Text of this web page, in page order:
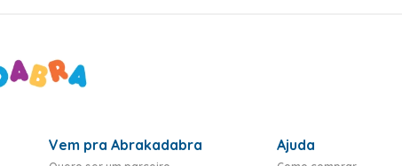
Vem pra Abrakadabra Ajuda